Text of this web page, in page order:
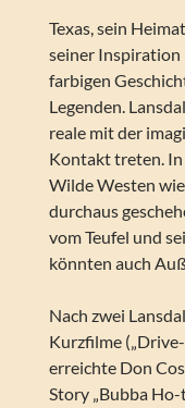
Texas, sein
seiner Inspiration
farbigen
Legenden.
reale mit der
Kontakt treten.
Wilde Westen
durchaus
vom Teufel und
könnten auch
Nach zwei
Kurzfilme
erreichte Don
Story „Bubba Ho-